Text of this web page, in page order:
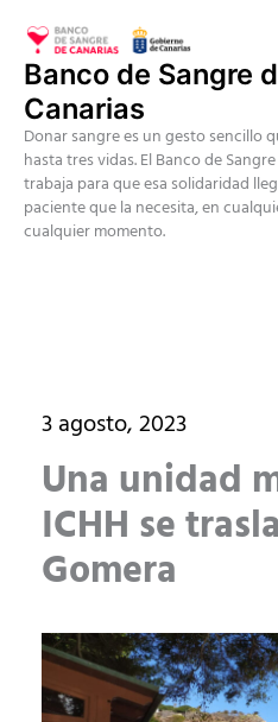
contenido
Banco de Sangre
Canarias
Donar sangre es un gesto sencillo
hasta tres vidas. El Banco de
trabaja para que esa solidaridad
paciente que la necesita, en
cualquier momento.
3 agosto, 2023
Una unidad
ICHH se
Gomera